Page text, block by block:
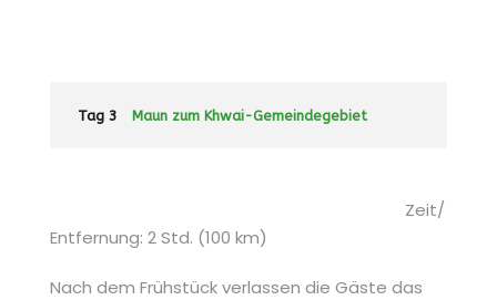
Tag 3 Maun zum Khwai-Gemeindegebiet
Zeit/
Entfernung: 2 Std. (100 km)
Nach dem Frühstück verlassen die Gäste das